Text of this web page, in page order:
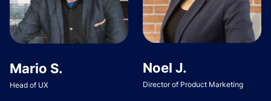
Mario S.
Head of UX
Noel J.
Director of Product Marketing